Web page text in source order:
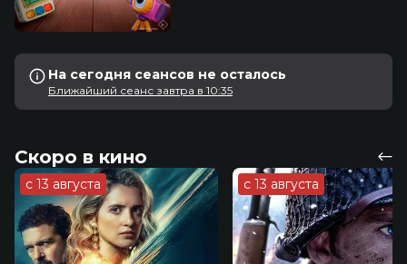
На сегодня сеансов не осталось
Ближайший сеанс завтра в 10:35
Скоро в кино
с 13 августа с 13 августа